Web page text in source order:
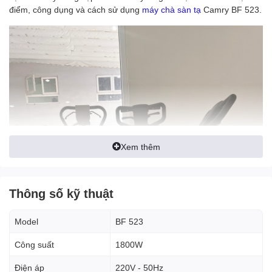
điểm, công dụng và cách sử dụng máy chà sàn tạ Camry BF 523.
Xem thêm
Thông số kỹ thuật
Model BF 523
Công suất 1800W
Điện áp 220V - 50Hz